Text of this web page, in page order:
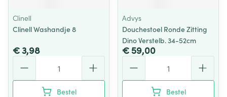
Clinell
Clinell Washandje 8
€ 3,98
Bestel
Advys
Douchestoel Ronde Zitting
Dino Verstelb. 34-52cm
€ 59,00
Bestel